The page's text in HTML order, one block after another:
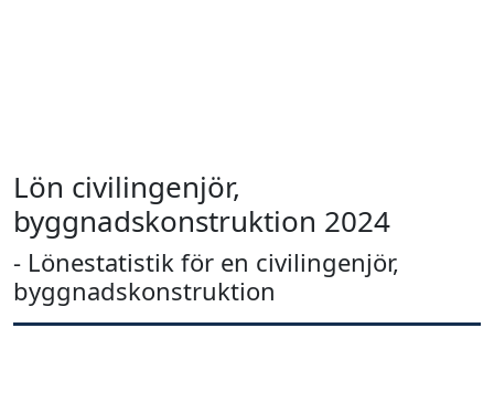
Lön civilingenjör,
byggnadskonstruktion 2024
- Lönestatistik för en civilingenjör,
byggnadskonstruktion